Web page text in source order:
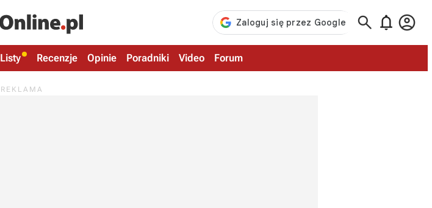
  
Listy Recenzje Opinie Poradniki Video Forum